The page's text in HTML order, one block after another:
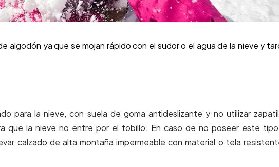
algodón ya que se mojan rápido con el sudor o el agua de la nieve y
para la nieve, con suela de goma antideslizante y no utilizar
que la nieve no entre por el tobillo. En caso de no poseer este
calzado de alta montaña impermeable con material o tela